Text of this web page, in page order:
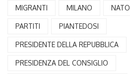
MIGRANTI MILANO NATO
PARTITI PIANTEDOSI
PRESIDENTE DELLA REPUBBLICA
PRESIDENZA DEL CONSIGLIO